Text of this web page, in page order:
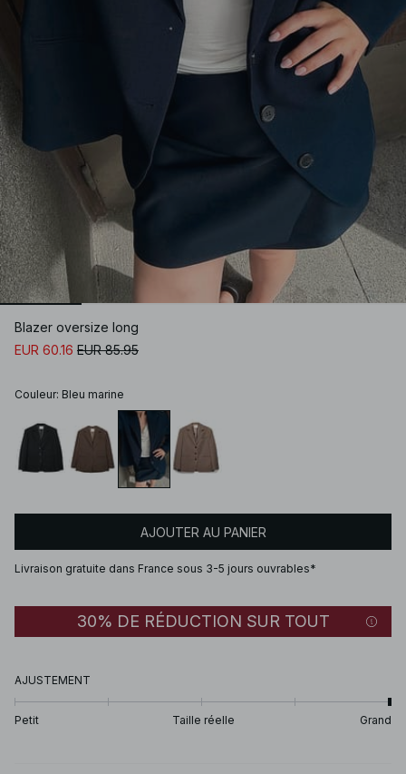
Blazer oversize long
EUR 60.16 EUR 85.95
Couleur: Bleu marine
AJOUTER AU PANIER
Livraison gratuite dans France sous 3-5 jours ouvrables*
30% DE RÉDUCTION SUR TOUT
AJUSTEMENT
Petit Taille réelle Grand